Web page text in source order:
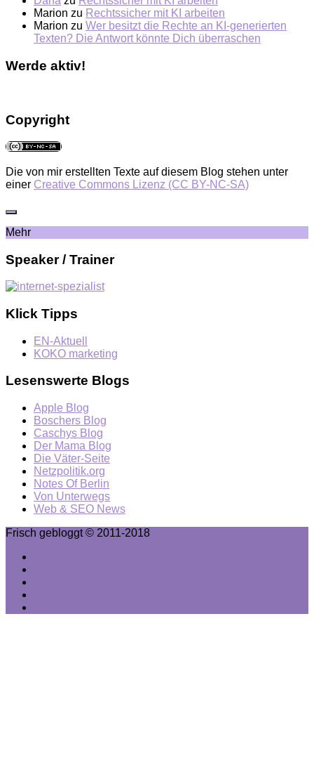
Marion zu Rechtssicher mit KI arbeiten
Marion zu Wer besitzt die Rechte an KI-generierten
Texten? Die Antwort könnte Dich überraschen
Werde aktiv!
Copyright
Die von mir erstellten Texte auf diesem Blog stehen unter
einer Creative Commons Lizenz (CC BY-NC-SA)
Mehr
Speaker / Trainer
Klick Tipps
EN-Aktuell
KOKO marketing
Lesenswerte Blogs
Apple Blog
Boschers Blog
Caschys Blog
Der Mama Blog
Die Väter-Seite
Netzpolitik.org
Notes Of Berlin
Von Unterwegs
Web & SEO News
Frisch gebloggt © 2011-2018